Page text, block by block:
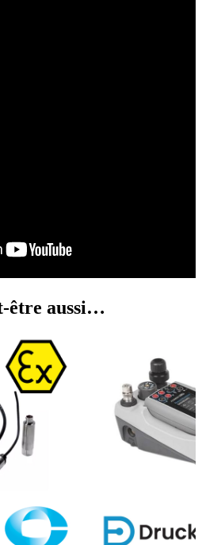
être aussi…